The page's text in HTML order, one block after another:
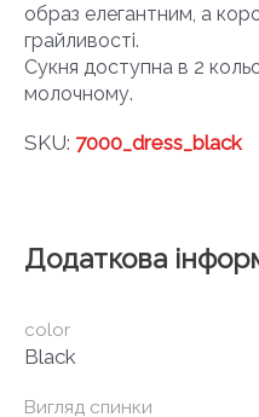
образ елегантним, а
грайливості.
Сукня доступна в 2
молочному.
SKU: 7000_dress_black
Додаткова
color
Black
Вигляд спинки